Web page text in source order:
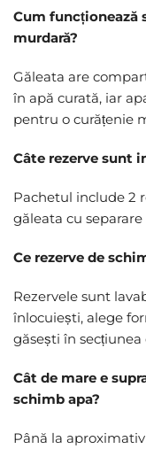
Cum funcționează
murdară?
Găleata are
în apă curată, iar
pentru o curățenie
Câte rezerve sunt
Pachetul include 2
găleata cu
Ce rezerve de
Rezervele sunt
înlocuiești, alege
găsești în secțiunea
Cât de mare e
schimb apa?
Până la